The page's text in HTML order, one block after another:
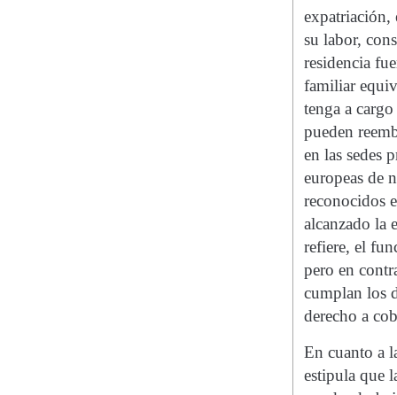
expatriación,
su labor,
residencia
familiar
tenga a
pueden
en las sedes
europeas de
reconocidos
alcanzado la
refiere, el
pero en
cumplan los
derecho a
En cuanto a
estipula que